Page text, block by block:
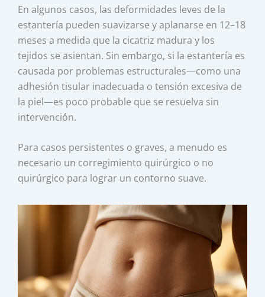
En algunos casos, las deformidades leves de la
estantería pueden suavizarse y aplanarse en 12–18
meses a medida que la cicatriz madura y los
tejidos se asientan. Sin embargo, si la estantería es
causada por problemas estructurales—como una
adhesión tisular inadecuada o tensión excesiva de
la piel—es poco probable que se resuelva sin
intervención.
Para casos persistentes o graves, a menudo es
necesario un corregimiento quirúrgico o no
quirúrgico para lograr un contorno suave.